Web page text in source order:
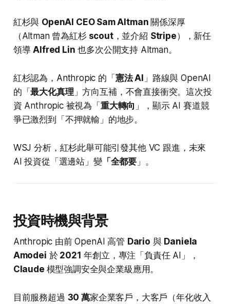
紅杉與 OpenAI CEO Sam Altman 關係深厚
（Altman 曾為紅杉scout，並介紹 Stripe），新任
領導Alfred Lin 也多次公開支持 Altman。
紅杉認為，Anthropic 的「 憲法 AI 」路線與 OpenAI
的「最大化真理 」方向互補，不會直接衝突。這次投
資 Anthropic 被視為「 重大轉向 」，顯示 AI 賽道競
爭已激烈到「不押就輸」的地步。
WSJ 分析，紅杉此舉可能引發其他 VC 跟進，未來
AI 投資從「選邊站」變「全都要 」。
投資時機與背景
Anthropic 由前 OpenAI 高管 Dario 與 Daniela
Amodei 於2021 年創立，專注「負責任 AI」，
Claude 模型強調安全與企業級應用。
目前服務超過 30 萬家企業客戶，大客戶（年化收入